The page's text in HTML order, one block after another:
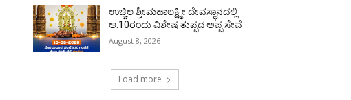
ಉಚ್ಚಿಲ ಶ್ರೀಮಹಾಲಕ್ಷ್ಮೀ ದೇವಸ್ಥಾನದಲ್ಲಿ
ಆ.10ರಂದು ವಿಶೇಷ ತುಪ್ಪದ ಅಪ್ಪ ಸೇವೆ
August 8, 2026
Load more